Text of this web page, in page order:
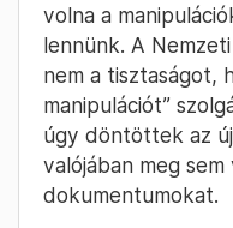
volna a
lennünk. A
nem a tisztaságot,
manipulációt”
úgy döntöttek az
valójában meg sem
dokumentumokat.